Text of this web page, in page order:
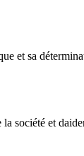
et sa
société et